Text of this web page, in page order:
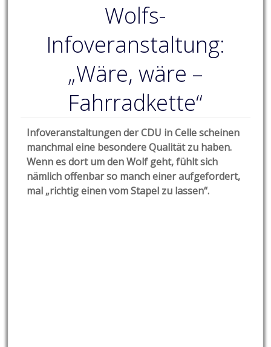
Wolfs-
Infoveranstaltung:
„Wäre, wäre –
Fahrradkette“
Infoveranstaltungen der CDU in Celle scheinen
manchmal eine besondere Qualität zu haben.
Wenn es dort um den Wolf geht, fühlt sich
nämlich offenbar so manch einer aufgefordert,
mal „richtig einen vom Stapel zu lassen“.